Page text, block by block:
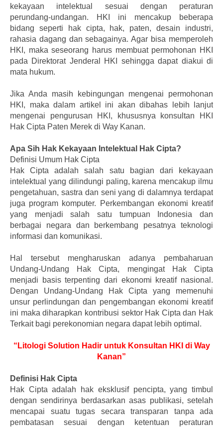
kekayaan intelektual sesuai dengan peraturan
perundang-undangan. HKI ini mencakup beberapa
bidang seperti hak cipta, hak, paten, desain industri,
rahasia dagang dan sebagainya. Agar bisa memperoleh
HKI, maka seseorang harus membuat permohonan HKI
pada Direktorat Jenderal HKI sehingga dapat diakui di
mata hukum.
Jika Anda masih kebingungan mengenai permohonan
HKI, maka dalam artikel ini akan dibahas lebih lanjut
mengenai pengurusan HKI, khususnya konsultan HKI
Hak Cipta Paten Merek di Way Kanan.
Apa Sih Hak Kekayaan Intelektual Hak Cipta?
Definisi Umum Hak Cipta
Hak Cipta adalah salah satu bagian dari kekayaan
intelektual yang dilindungi paling, karena mencakup ilmu
pengetahuan, sastra dan seni yang di dalamnya terdapat
juga program komputer. Perkembangan ekonomi kreatif
yang menjadi salah satu tumpuan Indonesia dan
berbagai negara dan berkembang pesatnya teknologi
informasi dan komunikasi.
Hal tersebut mengharuskan adanya pembaharuan
Undang-Undang Hak Cipta, mengingat Hak Cipta
menjadi basis terpenting dari ekonomi kreatif nasional.
Dengan Undang-Undang Hak Cipta yang memenuhi
unsur perlindungan dan pengembangan ekonomi kreatif
ini maka diharapkan kontribusi sektor Hak Cipta dan Hak
Terkait bagi perekonomian negara dapat lebih optimal.
“Litologi Solution Hadir untuk Konsultan HKI di Way
Kanan”
Definisi Hak Cipta
Hak Cipta adalah hak eksklusif pencipta, yang timbul
dengan sendirinya berdasarkan asas publikasi, setelah
mencapai suatu tugas secara transparan tanpa ada
pembatasan sesuai dengan ketentuan peraturan